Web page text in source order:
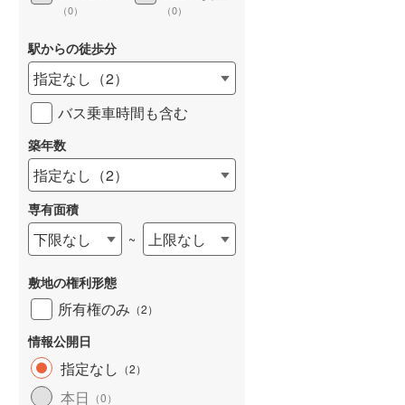
（0） （0）
駅からの徒歩分
指定なし （2）
バス乗車時間も含む
築年数
指定なし （2）
専有面積
下限なし ~ 上限なし
敷地の権利形態
所有権のみ （2）
情報公開日
指定なし （2）
本日 （0）
詳しく見る